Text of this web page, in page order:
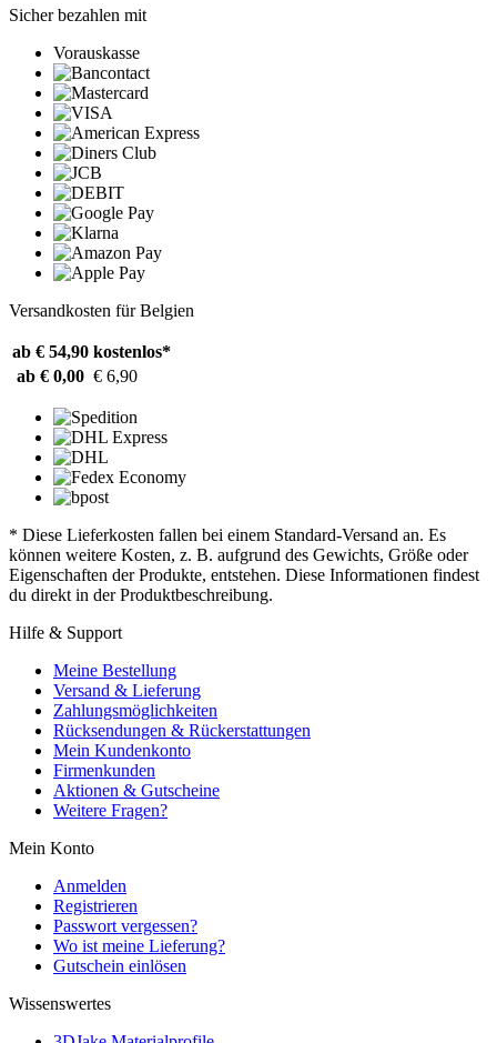
Sicher bezahlen mit
Vorauskasse
Versandkosten für Belgien
ab € 54,90 kostenlos*
ab € 0,00 € 6,90
* Diese Lieferkosten fallen bei einem Standard-Versand an. Es
können weitere Kosten, z. B. aufgrund des Gewichts, Größe oder
Eigenschaften der Produkte, entstehen. Diese Informationen findest
du direkt in der Produktbeschreibung.
Hilfe & Support
Meine Bestellung
Versand & Lieferung
Zahlungsmöglichkeiten
Rücksendungen & Rückerstattungen
Mein Kundenkonto
Firmenkunden
Aktionen & Gutscheine
Weitere Fragen?
Mein Konto
Anmelden
Registrieren
Passwort vergessen?
Wo ist meine Lieferung?
Gutschein einlösen
Wissenswertes